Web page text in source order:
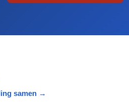
samen →